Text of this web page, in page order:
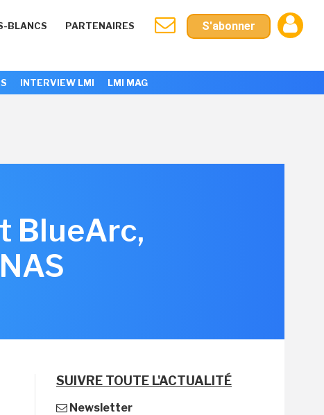
BLANCS PARTENAIRES S'abonner
INTERVIEW LMI LMI MAG
BlueArc,
SUIVRE TOUTE L'ACTUALITÉ
Newsletter